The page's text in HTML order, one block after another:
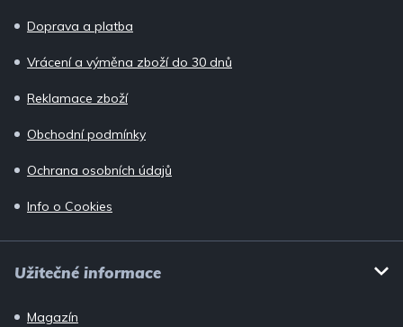
Doprava a platba
Vrácení a výměna zboží do 30 dnů
Reklamace zboží
Obchodní podmínky
Ochrana osobních údajů
Info o Cookies
Užitečné informace
Magazín